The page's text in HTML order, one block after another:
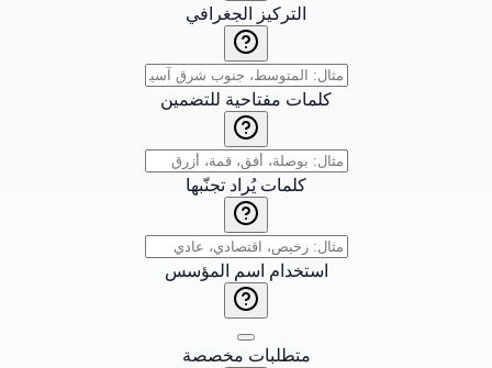
التركيز الجغرافي
كلمات مفتاحية للتضمين
كلمات يُراد تجنّبها
استخدام اسم المؤسس
متطلبات مخصصة